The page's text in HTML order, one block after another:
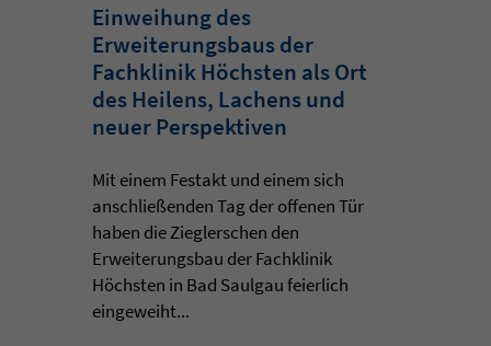
Einweihung des
Erweiterungsbaus der
Fachklinik Höchsten als Ort
des Heilens, Lachens und
neuer Perspektiven
Mit einem Festakt und einem sich
anschließenden Tag der offenen Tür
haben die Zieglerschen den
Erweiterungsbau der Fachklinik
Höchsten in Bad Saulgau feierlich
eingeweiht...